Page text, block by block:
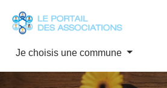
Je choisis une commune